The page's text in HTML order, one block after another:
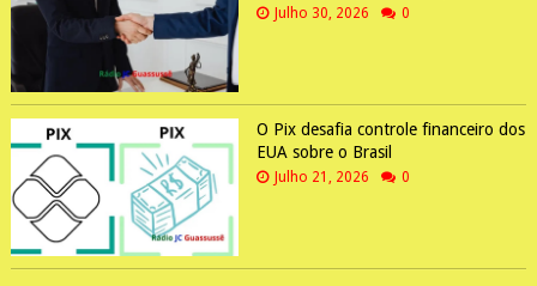
Julho 30, 2026 0
O Pix desafia controle financeiro dos
EUA sobre o Brasil
Julho 21, 2026 0